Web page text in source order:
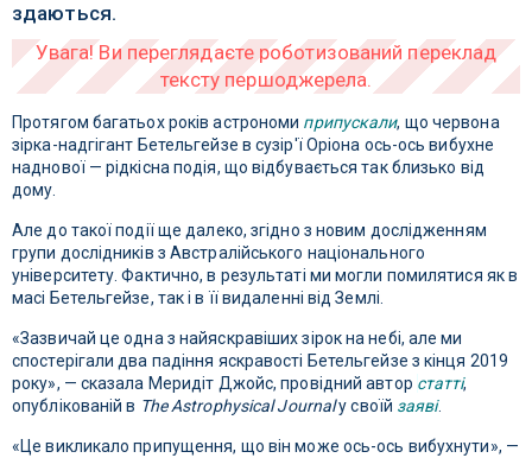
здаються.
Протягом багатьох років астрономи припускали, що червона
зірка-надгігант Бетельгейзе в сузір'ї Оріона ось-ось вибухне
наднової — рідкісна подія, що відбувається так близько від
дому.
Але до такої події ще далеко, згідно з новим дослідженням
групи дослідників з Австралійського національного
університету. Фактично, в результаті ми могли помилятися як в
масі Бетельгейзе, так і в її видаленні від Землі.
«Зазвичай це одна з найяскравіших зірок на небі, але ми
спостерігали два падіння яскравості Бетельгейзе з кінця 2019
року», — сказала Меридіт Джойс, провідний автор статті,
опублікованій в The Astrophysical Journalу своїй заяві.
«Це викликало припущення, що він може ось-ось вибухнути», —